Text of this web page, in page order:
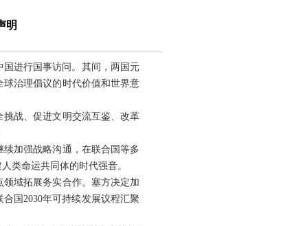
明
国进行国事访问。其间，两国元
治理倡议的时代价值和世界意
战、促进文明交流互鉴、改革
加强战略沟通，在联合国等多
类命运共同体的时代强音。
域拓展务实合作。塞方决定加
国2030年可持续发展议程汇聚